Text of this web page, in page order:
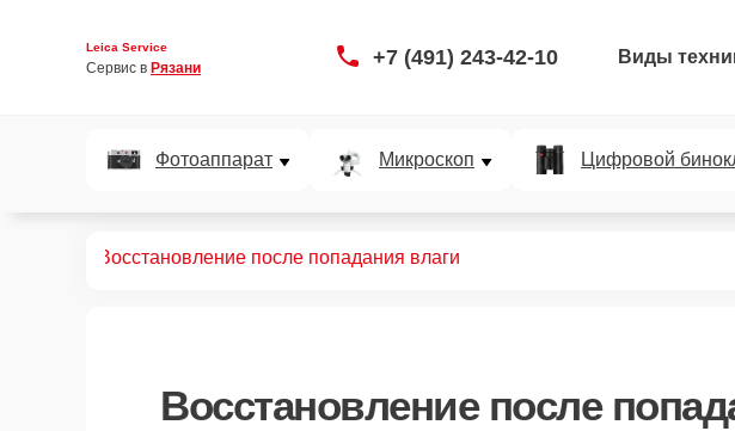
Leica Service
Сервис в Рязани +7 (491) 243-42-10 Виды
Фотоаппарат Микроскоп Цифровой
Восстановление после попадания влаги
Восстановление после